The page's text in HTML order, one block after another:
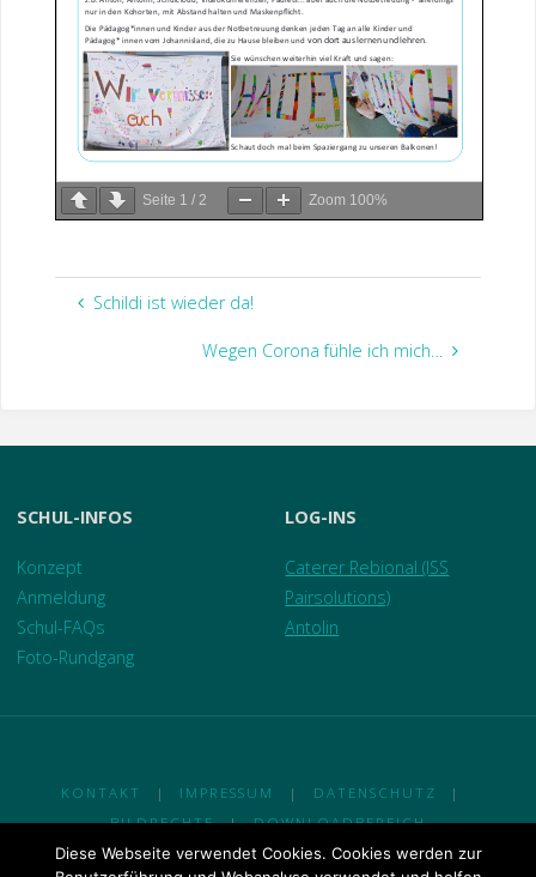
Seite 1 / 2 Zoom 100%
Schildi ist wieder da!
Wegen Corona fühle ich mich…
SCHUL-INFOS
Konzept
Anmeldung
Schul-FAQs
Foto-Rundgang
LOG-INS
Caterer Rebional (ISS
Pairsolutions)
Antolin
KONTAKT | IMPRESSUM | DATENSCHUTZ
|
BILDRECHTE
| DOWNLOADBEREICH
Diese Webseite verwendet Cookies. Cookies werden zur